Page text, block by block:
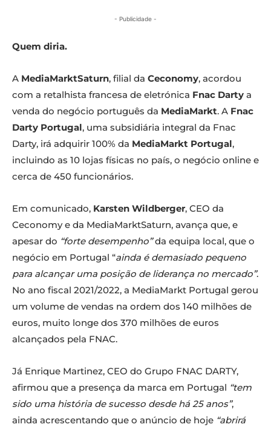
- Publicidade -
Quem diria.
A MediaMarktSaturn, filial da Ceconomy, acordou
com a retalhista francesa de eletrónica Fnac Darty a
venda do negócio português da MediaMarkt. A Fnac
Darty Portugal, uma subsidiária integral da Fnac
Darty, irá adquirir 100% da MediaMarkt Portugal,
incluindo as 10 lojas físicas no país, o negócio online e
cerca de 450 funcionários.
Em comunicado, Karsten Wildberger, CEO da
Ceconomy e da MediaMarktSaturn, avança que, e
apesar do “forte desempenho”da equipa local, que o
negócio em Portugal “ainda é demasiado pequeno
para alcançar uma posição de liderança no mercado”.
No ano fiscal 2021/2022, a MediaMarkt Portugal gerou
um volume de vendas na ordem dos 140 milhões de
euros, muito longe dos 370 milhões de euros
alcançados pela FNAC.
Já Enrique Martinez, CEO do Grupo FNAC DARTY,
afirmou que a presença da marca em Portugal “tem
sido uma história de sucesso desde há 25 anos”,
ainda acrescentando que o anúncio de hoje “abrirá